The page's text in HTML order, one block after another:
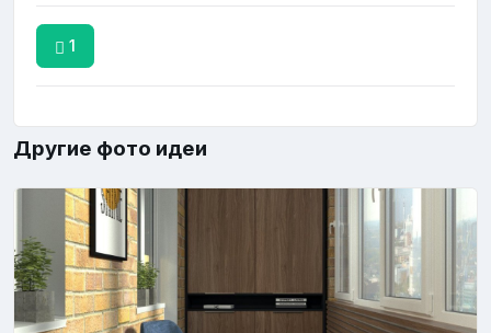
1
Другие фото идеи